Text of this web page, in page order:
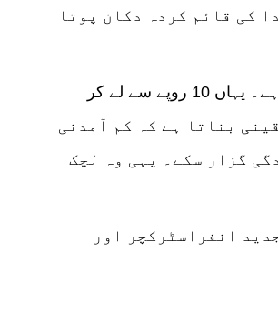
کی قائم کردہ دکان پوتا
ممبئی کی مارکیٹ کی اصل طاقت اس کی لچک ہے۔ یہاں 10 روپے سے لے کر
بناتا ہے کہ کم آمدنی
گزار سکے۔ یہی وہ لچک
انفراسٹرکچر اور